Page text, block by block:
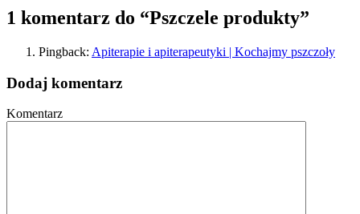
1 komentarz do “Pszczele produkty”
Pingback: Apiterapie i apiterapeutyki | Kochajmy pszczoły
Dodaj komentarz
Komentarz